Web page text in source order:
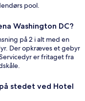
pool.
Washington DC?
på 2 i alt med en
Der opkræves et gebyr
er fritaget fra
stedet ved Hotel